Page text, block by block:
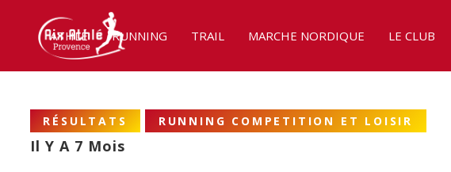
ATHLÉ RUNNING TRAIL MARCHE NORDIQUE LE CLUB
RÉSULTATS RUNNING COMPETITION ET LOISIR
Il Y A 7 Mois